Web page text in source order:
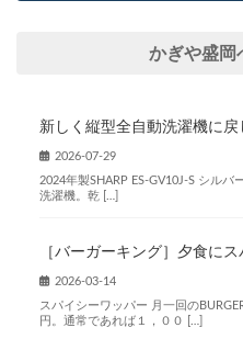
かぎや盛岡
新しく縦型全自動洗濯機に戻
2026-07-29
2024年製SHARP ES-GV10J-S シル
洗濯機。乾 […]
［バーガーキング］夕食に
2026-03-14
スパイシーワッパー 月一回の
円。通常であれば１，００ […]